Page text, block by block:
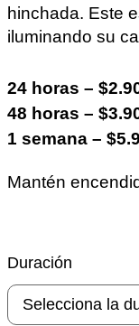
hinchada. Este
iluminando su
24 horas –
48 horas –
1 semana –
Mantén
Duración